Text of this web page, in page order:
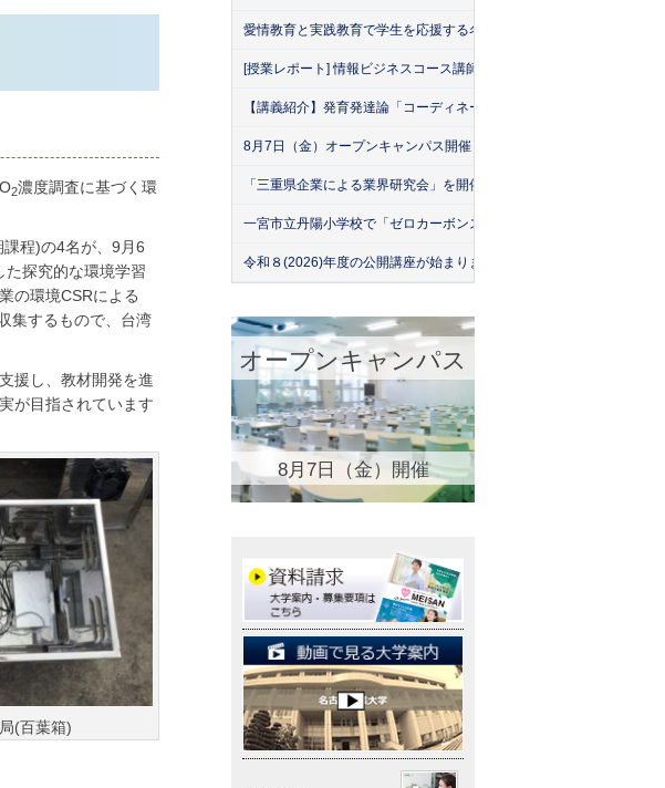
2濃度調査に基づく環
程)の4名が、9月6
た探究的な環境学習
の環境CSRによる
集するもので、台湾
援し、教材開発を進
が目指されています
(百葉箱)
愛情教育と実践教育で学生を応援する名古屋産業大学（MEISAN）
[授業レポート] 情報ビジネスコース講師による「名古屋産業大学・
【講義紹介】発育発達論「コーディネーション運動の実際」
8月7日（金）オープンキャンパス開催！
「三重県企業による業界研究会」を開催！（26年7月）
一宮市立丹陽小学校で「ゼロカーボンスクール」出前授業を実施
令和８(2026)年度の公開講座が始まりました！
オープンキャンパス
8月7日（金）開催